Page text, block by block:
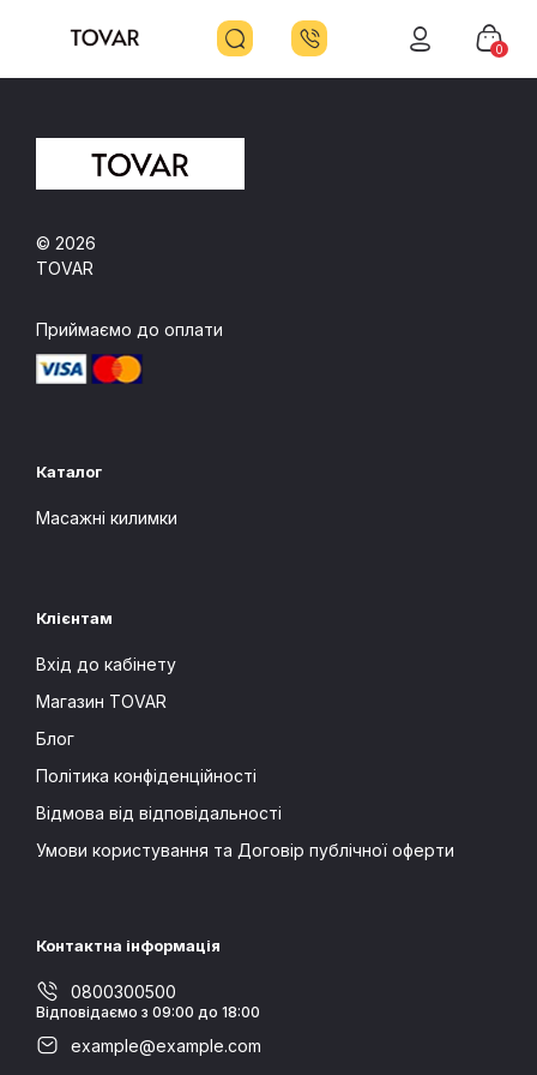
0
© 2026
TOVAR
Приймаємо до оплати
Каталог
Масажні килимки
Клієнтам
Вхід до кабінету
Магазин TOVAR
Блог
Політика конфіденційності
Відмова від відповідальності
Умови користування та Договір публічної оферти
Контактна інформація
0800300500
Відповідаємо з 09:00 до 18:00
example@example.com